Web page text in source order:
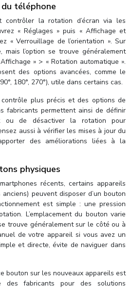
téléphone
contrôler la rotation d’écran via les
« Réglages » puis « Affichage et
« Verrouillage de l’orientation ». Sur
mais l’option se trouve généralement
» > « Rotation automatique ».
des options avancées, comme le
180°, 270°), utile dans certains cas.
plus précis et des options de
fabricants permettent ainsi de définir
ou de désactiver la rotation pour
aussi à vérifier les mises à jour du
des améliorations liées à la
physiques
récents, certains appareils
peuvent disposer d’un bouton
est simple : une pression
L’emplacement du bouton varie
trouve généralement sur le côté ou à
de votre appareil si vous avez un
et directe, évite de naviguer dans
bouton sur les nouveaux appareils est
des fabricants pour des solutions